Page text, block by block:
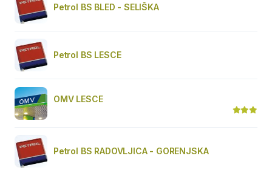
Petrol BS BLED - SELIŠKA
Petrol BS LESCE
OMV LESCE
Petrol BS RADOVLJICA - GORENJSKA